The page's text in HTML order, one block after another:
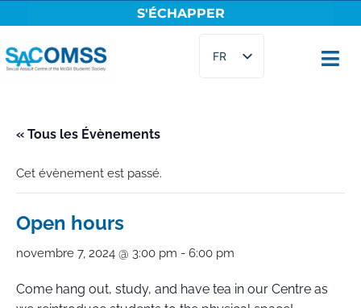
Aller
au
S'ÉCHAPPER
FR
EN
« Tous les Évènements
Cet évènement est passé.
Open hours
novembre 7, 2024 @ 3:00 pm - 6:00 pm
Come hang out, study, and have tea in our Centre as